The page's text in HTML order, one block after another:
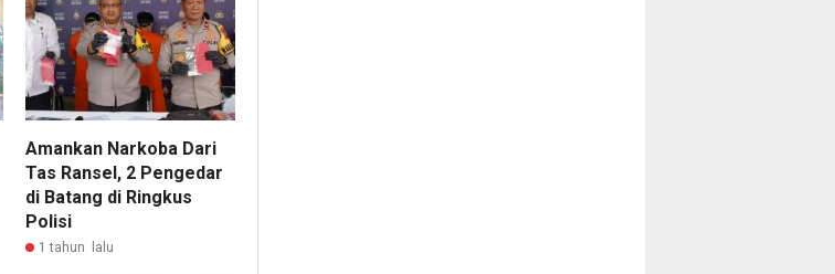
Amankan Narkoba Dari
Tas Ransel, 2 Pengedar
di Batang di Ringkus
Polisi
1 tahun lalu